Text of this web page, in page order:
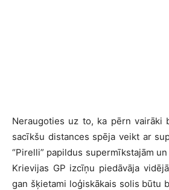
Neraugoties uz to, ka pērn vairāki
sacīkšu distances spēja veikt ar
“Pirelli” papildus supermīkstajām
Krievijas GP izcīņu piedāvāja
gan šķietami loģiskākais solis būtu